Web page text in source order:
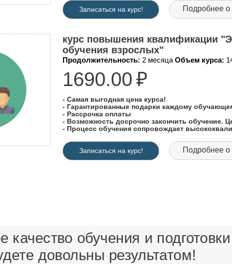
Записаться на курс! Подробнее о
курс повышения квалификации
обучения взрослых"
Продолжительность: 2 месяца Объем курса:
1690.00 ₽
- Самая выгодная цена курса!
- Гарантированные подарки каждому
- Рассрочка оплаты
- Возможность досрочно закончить обучение.
- Процесс обучения сопровождает
Записаться на курс! Подробнее о
обучения и подготовки
довольны результатом!